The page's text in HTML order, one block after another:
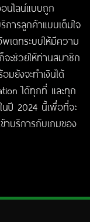
นไลน์แบบถูก
ารลูกค้าแบบเต็มใจ
เดทระบบให้มีความ
จะช่วยให้ท่านสมาชิก
มยังจะทำเงินได้
ได้ทุกที่ และทุก
ปี 2024 นี้เพื่อที่จะ
าบริการกับเกมของ